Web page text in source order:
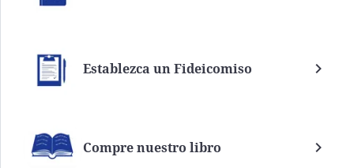
Establezca un Fideicomiso
Compre nuestro libro